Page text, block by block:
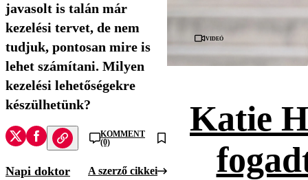
javasolt is talán már
kezelési tervet, de nem
tudjuk, pontosan mire is
lehet számítani. Milyen
kezelési lehetőségekre
készülhetünk?
KOMMENT
(0)
Napi doktor A szerző cikkei
Videó
Katie